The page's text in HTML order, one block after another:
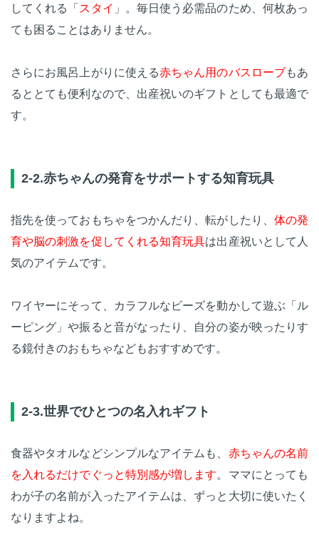
してくれる「 スタイ 」。毎日使う必需品のため、何枚あっ
ても困ることはありません。
さらにお風呂上がりに使える赤ちゃん用のバスローブ もあ
るととても便利なので、出産祝いのギフトとしても最適で
す。
2-2.赤ちゃんの発育をサポートする知育玩具
指先を使っておもちゃをつかんだり、転がしたり、 体の発
育や脳の刺激を促してくれる知育玩具は出産祝いとして人
気のアイテムです。
ワイヤーにそって、カラフルなビーズを動かして遊ぶ「ル
ーピング」や振ると音がなったり、自分の姿が映ったりす
る鏡付きのおもちゃなどもおすすめです。
2-3.世界でひとつの名入れギフト
食器やタオルなどシンプルなアイテムも、 赤ちゃんの名前
を入れるだけでぐっと特別感が増します。ママにとっても
わが子の名前が入ったアイテムは、ずっと大切に使いたく
なりますよね。